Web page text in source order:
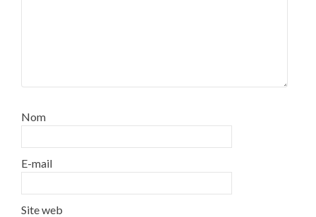
Nom
E-mail
Site web